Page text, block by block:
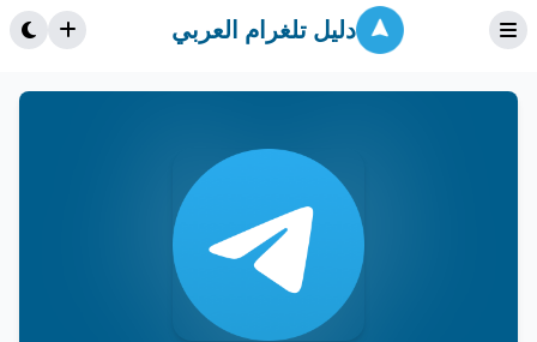
دليل تلغرام العربي